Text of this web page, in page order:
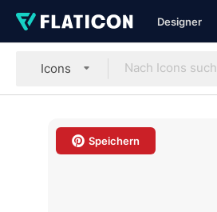
Designer
Icons
Speichern